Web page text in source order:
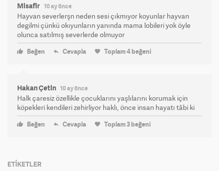
Misafir 10 ay önce
Hayvan severlerşn neden sesi çıkmıyor koyunlar hayvan
degilmi çünkü okıyunların yanında mama lobileri yok öyle
olunca satılmış severlerde olmuyor
Beğen Cevapla Toplam4beğeni
Hakan Çetin 10 ay önce
Halk çaresiz özellikle çocuklarını yaşlılarını korumak için
köpekleri kendileri zehirliyor haklı, önce insan hayatı tâbi ki
Beğen Cevapla Toplam3beğeni
ETİKETLER